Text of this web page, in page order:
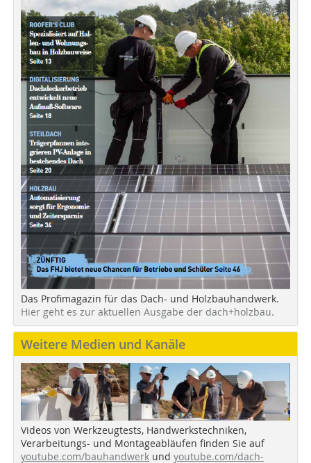
Das Profimagazin für das Dach- und Holzbauhandwerk.
Hier geht es zur aktuellen Ausgabe der dach+holzbau.
Weitere Medien und Kanäle
Videos von Werkzeugtests, Handwerkstechniken,
Verarbeitungs- und Montageabläufen finden Sie auf
youtube.com/bauhandwerk und youtube.com/dach-